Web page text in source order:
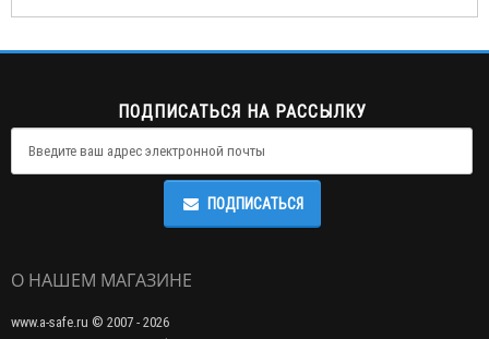
ПОДПИСАТЬСЯ НА РАССЫЛКУ
ПОДПИСАТЬСЯ
О НАШЕМ МАГАЗИНЕ
www.a-safe.ru © 2007 - 2026